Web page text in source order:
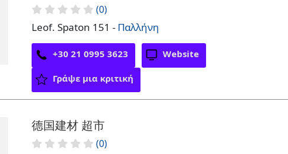
(0)
Leof. Spaton 151 - Παλλήνη
+30 21 0995 3623 Website
Γράψε μια κριτική
德国建材 超市
(0)